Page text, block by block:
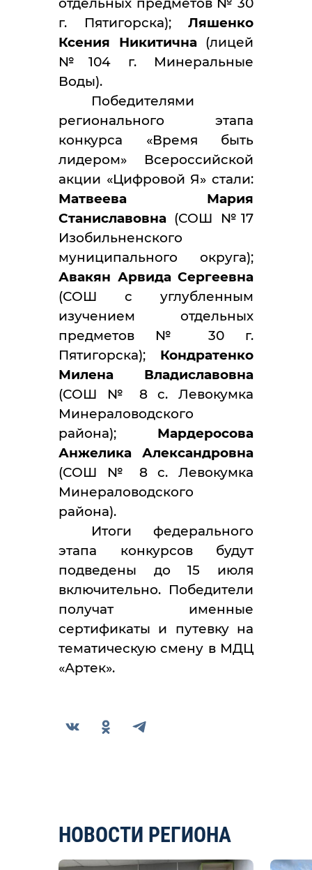
г. Пятигорска); Ляшенко
Ксения Никитична(лицей
№104 г. Минеральные
Воды).
Победителями
регионального этапа
конкурса «Время быть
лидером» Всероссийской
акции «Цифровой Я» стали:
Матвеева Мария
Станиславовна (СОШ №17
Изобильненского
муниципального округа);
Авакян Арвида Сергеевна
(СОШ с углубленным
изучением отдельных
предметов № 30 г.
Пятигорска); Кондратенко
Милена Владиславовна
(СОШ № 8 с. Левокумка
Минераловодского
района); Мардеросова
Анжелика Александровна
(СОШ № 8 с. Левокумка
Минераловодского
района).
Итоги федерального
этапа конкурсов будут
подведены до 15 июля
включительно. Победители
получат именные
сертификаты и путевку на
тематическую смену в МДЦ
«Артек».
НОВОСТИ РЕГИОНА